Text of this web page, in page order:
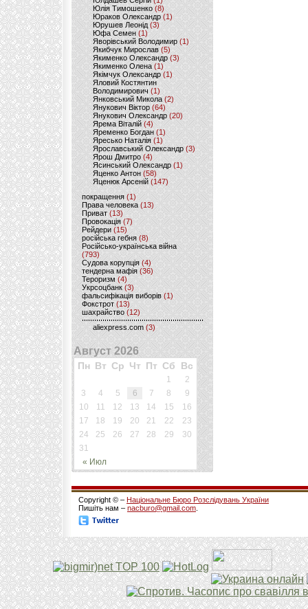
Юлія Тимошенко (8)
Юраков Олександр (1)
Юрушев Леонід (3)
Юфа Семен (1)
Яворівський Володимир (1)
Якибчук Мирослав (5)
Якименко Олександр (3)
Якименко Олена(1)
Якімчук Олександр (1)
Яловий Костянтин
Володимирович (1)
Янковський Микола(2)
Янукович Віктор (64)
Янукович Олександр(20)
Ярема Віталій(4)
Яременко Богдан(1)
Яресько Наталія(1)
Ярославський Олександр (3)
Ярош Дмитро (4)
Ясинський Олександр (1)
Яценко Антон(58)
Яценюк Арсеній (147)
покращення (1)
Права человека(13)
Приват (13)
Провокація (7)
Рейдери (15)
російська гебня (8)
Російсько-українська війна
(793)
Судова корупція (4)
тендерна мафія (36)
Тероризм (4)
Укрсоцбанк (3)
фальсифікація виборів (1)
Фокстрот(13)
шахрайство (12)
aliexpress.com (3)
Август 2026
Пн Вт Ср Чт Пт Сб Вс
« Июл
1
2
3
4 5 6 7 8
9
10
11 12 13 14 15
16
17
18 19 20 21 22
23
24
25 26 27 28 29
30
31
Copyright © – Національне Бюро Розслідувань України
Пишіть нам – nacburo@gmail.com